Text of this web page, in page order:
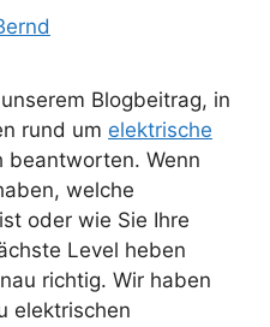
Blogbeitrag, in
rund um elektrische
beantworten. Wenn
welche
oder wie Sie Ihre
Level heben
richtig. Wir haben
elektrischen